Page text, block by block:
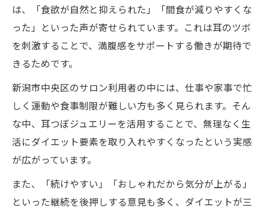
は、「食欲が自然と抑えられた」「間食が減りやすくな
った」といった声が寄せられています。これは耳のツボ
を刺激することで、満腹感をサポートする働きが期待で
きるためです。
新潟市中央区のサロン利用者の中には、仕事や家事で忙
しく運動や食事制限が難しい方も多く見られます。そん
な中、耳つぼジュエリーを活用することで、無理なく生
活にダイエット要素を取り入れやすくなったという実感
が広がっています。
また、「続けやすい」「おしゃれだから気分が上がる」
といった継続を後押しする意見も多く、ダイエットが三